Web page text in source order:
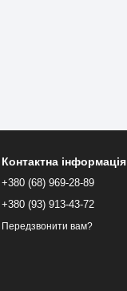
Контактна інформація
+380 (68) 969-28-89
+380 (93) 913-43-72
Передзвонити вам?